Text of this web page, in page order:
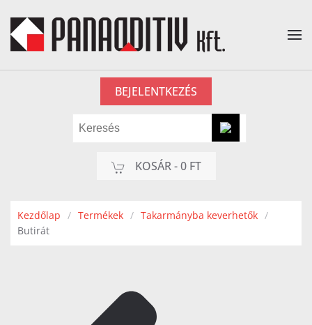
Fő tartalom átugrása
BEJELENTKEZÉS
KOSÁR -0 FT
Kezdőlap Termékek
Takarmányba keverhetők
Butirát